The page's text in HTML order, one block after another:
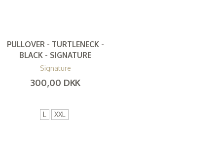
PULLOVER - TURTLENECK -
BLACK - SIGNATURE
Signature
300,00 DKK
L XXL